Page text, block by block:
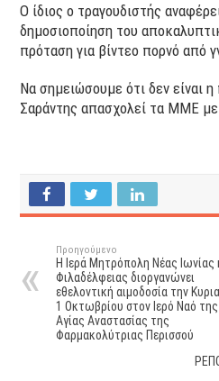
Ο ίδιος ο τραγουδιστής
δημοσιοποίηση του
πρόταση για βίντεο πορνό από
Να σημειώσουμε ότι δεν είναι
Σαράντης απασχολεί τα ΜΜΕ με
Προηγούμενο
Η Ιερά Μητρόπολη Νέας Ιωνίας
Φιλαδέλφειας διοργανώνει
εθελοντική αιμοδοσία την
1 Οκτωβρίου στον Ιερό Ναό της
Αγίας Αναστασίας της
Φαρμακολύτριας Περισσού